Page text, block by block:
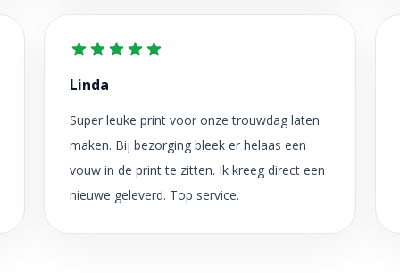
Linda
Super leuke print voor onze trouwdag laten
maken. Bij bezorging bleek er helaas een
vouw in de print te zitten. Ik kreeg direct een
nieuwe geleverd. Top service.